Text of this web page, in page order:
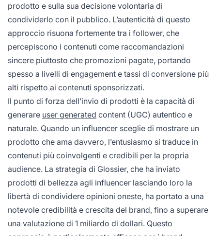
prodotto e sulla sua decisione volontaria di
condividerlo con il pubblico. L’autenticità di questo
approccio risuona fortemente tra i follower, che
percepiscono i contenuti come raccomandazioni
sincere piuttosto che promozioni pagate, portando
spesso a livelli di engagement e tassi di conversione più
alti rispetto ai contenuti sponsorizzati.
Il punto di forza dell’invio di prodotti è la capacità di
generare user generated content (UGC) autentico e
naturale. Quando un influencer sceglie di mostrare un
prodotto che ama davvero, l’entusiasmo si traduce in
contenuti più coinvolgenti e credibili per la propria
audience. La strategia di Glossier, che ha inviato
prodotti di bellezza agli influencer lasciando loro la
libertà di condividere opinioni oneste, ha portato a una
notevole credibilità e crescita del brand, fino a superare
una valutazione di 1 miliardo di dollari. Questo